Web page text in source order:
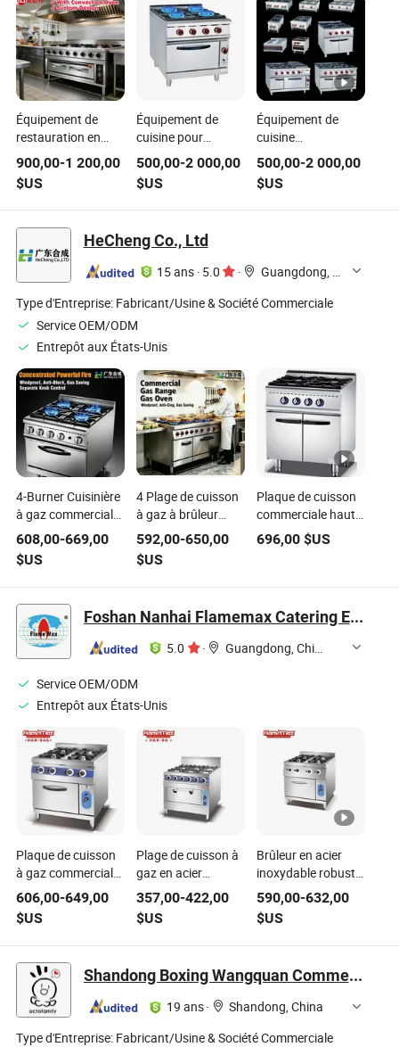
Équipement de
restauration en
gros Hôtel Gaz
Cuisine
commerciale
Double 6 8 4
Brûleurs à gaz
Plage de cuisson
Cuisinière avec four
à gaz Gril électrique
1 Four à deck
pâtisserie
900,00-1 200,00
$US
Équipement de
cuisine pour
restaurant,
cuisinière avec four
à gaz 4 6 8 brûleur,
cuisinière électrique
commerciale,
restauration,
cuisson, pâtisserie,
restaurant, hôtel
500,00-2 000,00
$US
Équipement de
cuisine
commerciale RM
Chine Petit réchaud
à gaz LPG de table,
cuisinière électrique
brûleurs
500,00-2 000,00
$US
HeCheng Co., Ltd
15 ans · 5.0 ·
Guangdong, China
Type d'Entreprise: Fabricant/Usine & Société Commerciale
Service OEM/ODM
Entrepôt aux États-Unis
4-Burner Cuisinière
à gaz commerciale
avec four et pot en
terre cuite
608,00-669,00
$US
4 Plage de cuisson
à gaz à brûleur
avec four pour
restaurants
592,00-650,00
$US
Plaque de cuisson
commerciale haute
performance avec
quatre brûleurs
696,00$US
Foshan Nanhai Flamemax Catering Equipment Co., Ltd.
5.0 · Guangdong, China
Service OEM/ODM
Entrepôt aux États-Unis
Plaque de cuisson
à gaz commerciale
4 avec four à gaz
606,00-649,00
$US
Plage de cuisson à
gaz en acier
inoxydable
commercial avec
four 6
357,00-422,00
$US
Brûleur en acier
inoxydable robuste
4 cuisinière à gaz
commerciale avec
four
590,00-632,00
$US
Shandong Boxing Wangquan Commercial Kitchenware Co., Ltd.
19 ans·
Shandong, China
Type d'Entreprise: Fabricant/Usine & Société Commerciale